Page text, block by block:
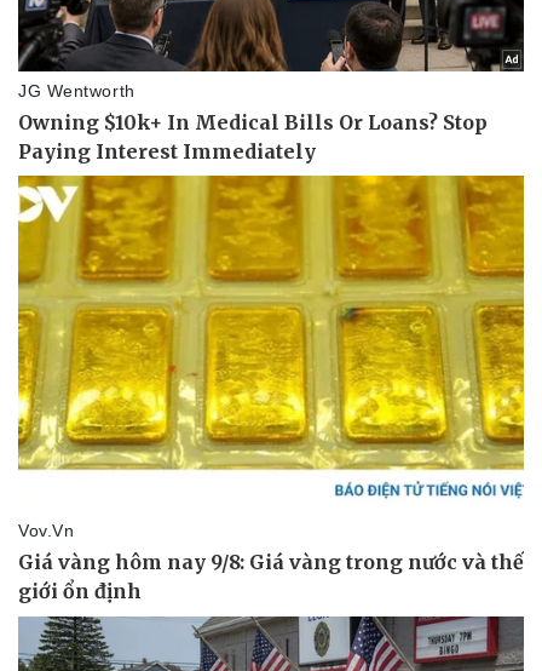
eSports
Hậu trường